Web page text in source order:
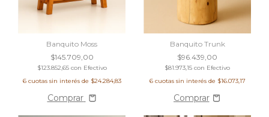
Banquito Moss
$145.709,00
$123.852,65 con Efectivo
6 cuotas sin interés de $24.284,83
Comprar
Banquito Trunk
$96.439,00
$81.973,15 con Efectivo
6 cuotas sin interés de $16.073,17